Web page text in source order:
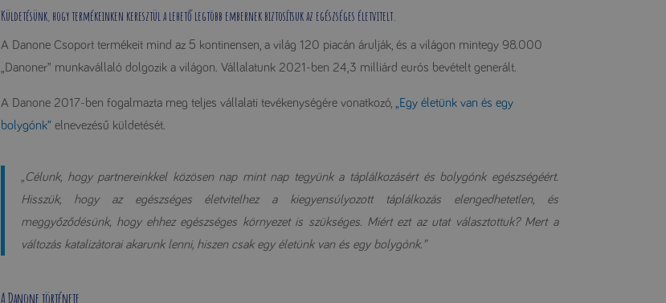
Küldetésünk, hogy termékeinken keresztül a lehető legtöbb embernek biztosítsuk az egészséges életvitelt.
A Danone Csoport termékeit mind az 5 kontinensen, a világ 120 piacán árulják, és a világon mintegy 98.000
„Danoner” munkavállaló dolgozik a világon. Vállalatunk 2021-ben 24,3 milliárd eurós bevételt generált.
A Danone 2017-ben fogalmazta meg teljes vállalati tevékenységére vonatkozó,
„Egy életünk van és egy
bolygónk” elnevezésű küldetését.
„Célunk, hogy partnereinkkel közösen nap mint nap tegyünk a táplálkozásért és bolygónk egészségéért.
Hisszük, hogy az egészséges életvitelhez a kiegyensúlyozott táplálkozás elengedhetetlen, és
meggyőződésünk, hogy ehhez egészséges környezet is szükséges. Miért ezt az utat választottuk? Mert a
változás katalizátorai akarunk lenni, hiszen csak egy életünk van és egy bolygónk.”
A Danone története